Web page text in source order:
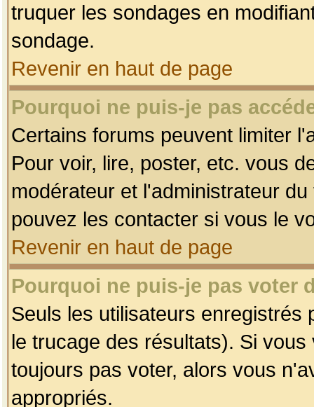
truquer les sondages en
sondage.
Revenir en haut de page
Pourquoi ne puis-je pas
Certains forums peuvent limiter
Pour voir, lire, poster, etc. vous
modérateur et l'administrateur
pouvez les contacter si vous le
Revenir en haut de page
Pourquoi ne puis-je pas voter
Seuls les utilisateurs enregistrés
le trucage des résultats). Si
toujours pas voter, alors vous
appropriés.